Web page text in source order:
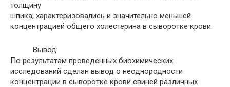
толщину
шпика, характеризовались и значительно меньшей
концентрацией общего холестерина в сыворотке крови.
Вывод:
По результатам проведенных биохимических
исследований сделан вывод о неоднородности
концентрации в сыворотке крови свиней различных